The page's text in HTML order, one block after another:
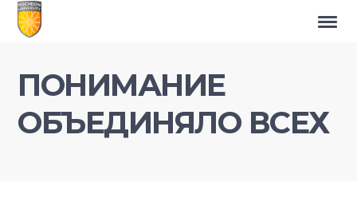
ПОНИМАНИЕ
ОБЪЕДИНЯЛО ВСЕХ